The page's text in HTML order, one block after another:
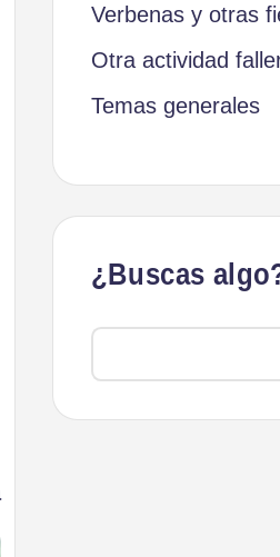
Verbenas y otras
Otra actividad
Temas generales
¿Buscas